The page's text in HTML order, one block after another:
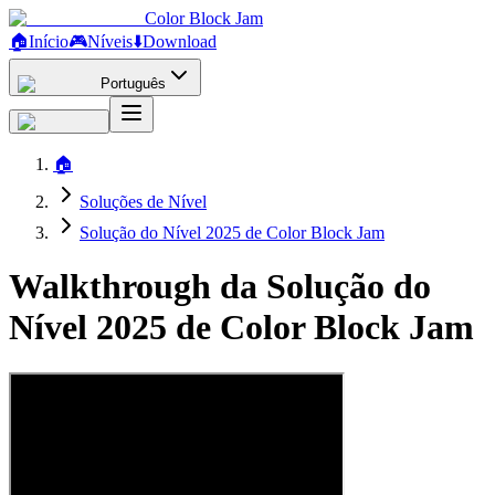
Color Block Jam
🏠Início🎮Níveis⬇️Download
Português
🏠
Soluções de Nível
Solução do Nível 2025 de Color Block Jam
Walkthrough da Solução do
Nível 2025 de Color Block Jam